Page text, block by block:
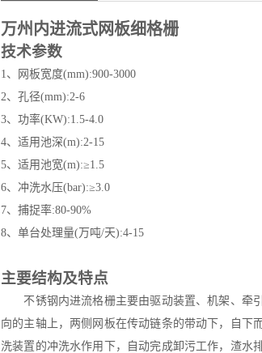
万州内进流式网板细格栅
技术参数
1、网板宽度(mm):900-3000
2、孔径(mm):2-6
3、功率(KW):1.5-4.0
4、适用池深(m):2-15
5、适用池宽(m):≥1.5
6、冲洗水压(bar):≥3.0
7、捕捉率:80-90%
8、单台处理量(万吨/天):4-15
主要结构及特点
不锈钢内进流格栅主要由驱动装置、机架、牵引
向的主轴上，两侧网板在传动链条的带动下，自下
洗装置的冲洗水作用下，自动完成卸污工作，渣水